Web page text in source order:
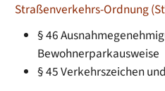
Straßenverkehrs-Ordnung
§ 46
Bewohnerparkausweise
§ 45 Verkehrszeichen